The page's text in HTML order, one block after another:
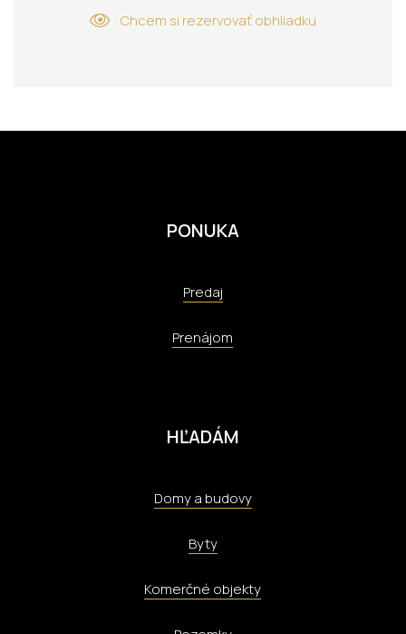
Chcem si rezervovať obhliadku
PONUKA
Predaj
Prenájom
HĽADÁM
Domy a budovy
Byty
Komerčné objekty